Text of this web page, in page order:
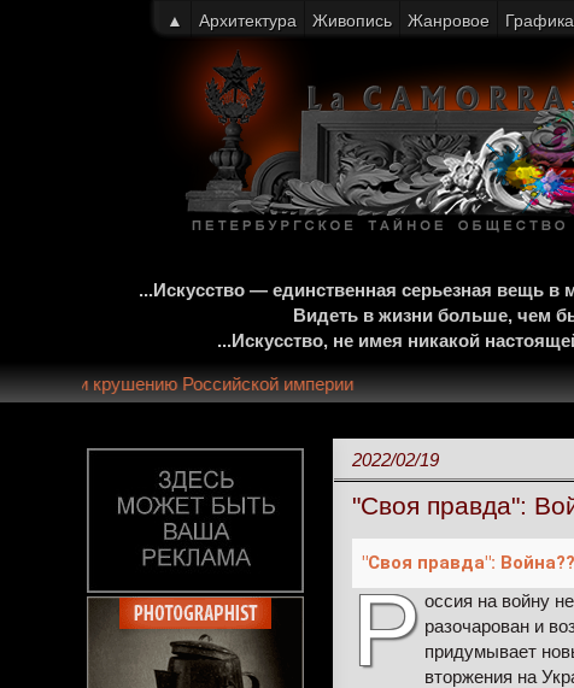
...Искусство — единственная серьезная вещь
Видеть в жизни больше, чем
...Искусство, не имея никакой
монархии и крушению Российской империи
2022/02/19
"Своя правда":
"Своя правда":
Р оссия на войну
разочарован и
придумывает
вторжения на
▲ Архитектура Живопись Жанровое Графика